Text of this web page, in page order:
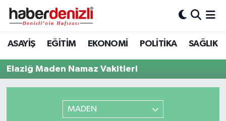
ASAYİŞ EĞİTİM EKONOMİ POLİTİKA SAĞLIK
Elaziğ Maden Namaz Vakitleri
MADEN
Denizli Nöbetçi Eczaneler
Denizli Hava Durumu
Denizli Trafik Yoğunluk Haritası